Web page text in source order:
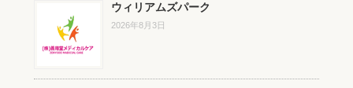
ウィリアムズパーク
2026年8月3日